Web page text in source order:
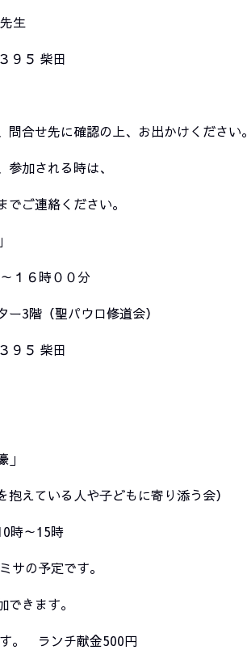
先生
９５ 柴田
せ先に確認の上、お出かけください。
加される時は、
ご連絡ください。
１６時００分
3階（聖パウロ修道会）
９５ 柴田
えている人や子どもに寄り添う会）
時～15時
予定です。
ます。
ンチ献金500円